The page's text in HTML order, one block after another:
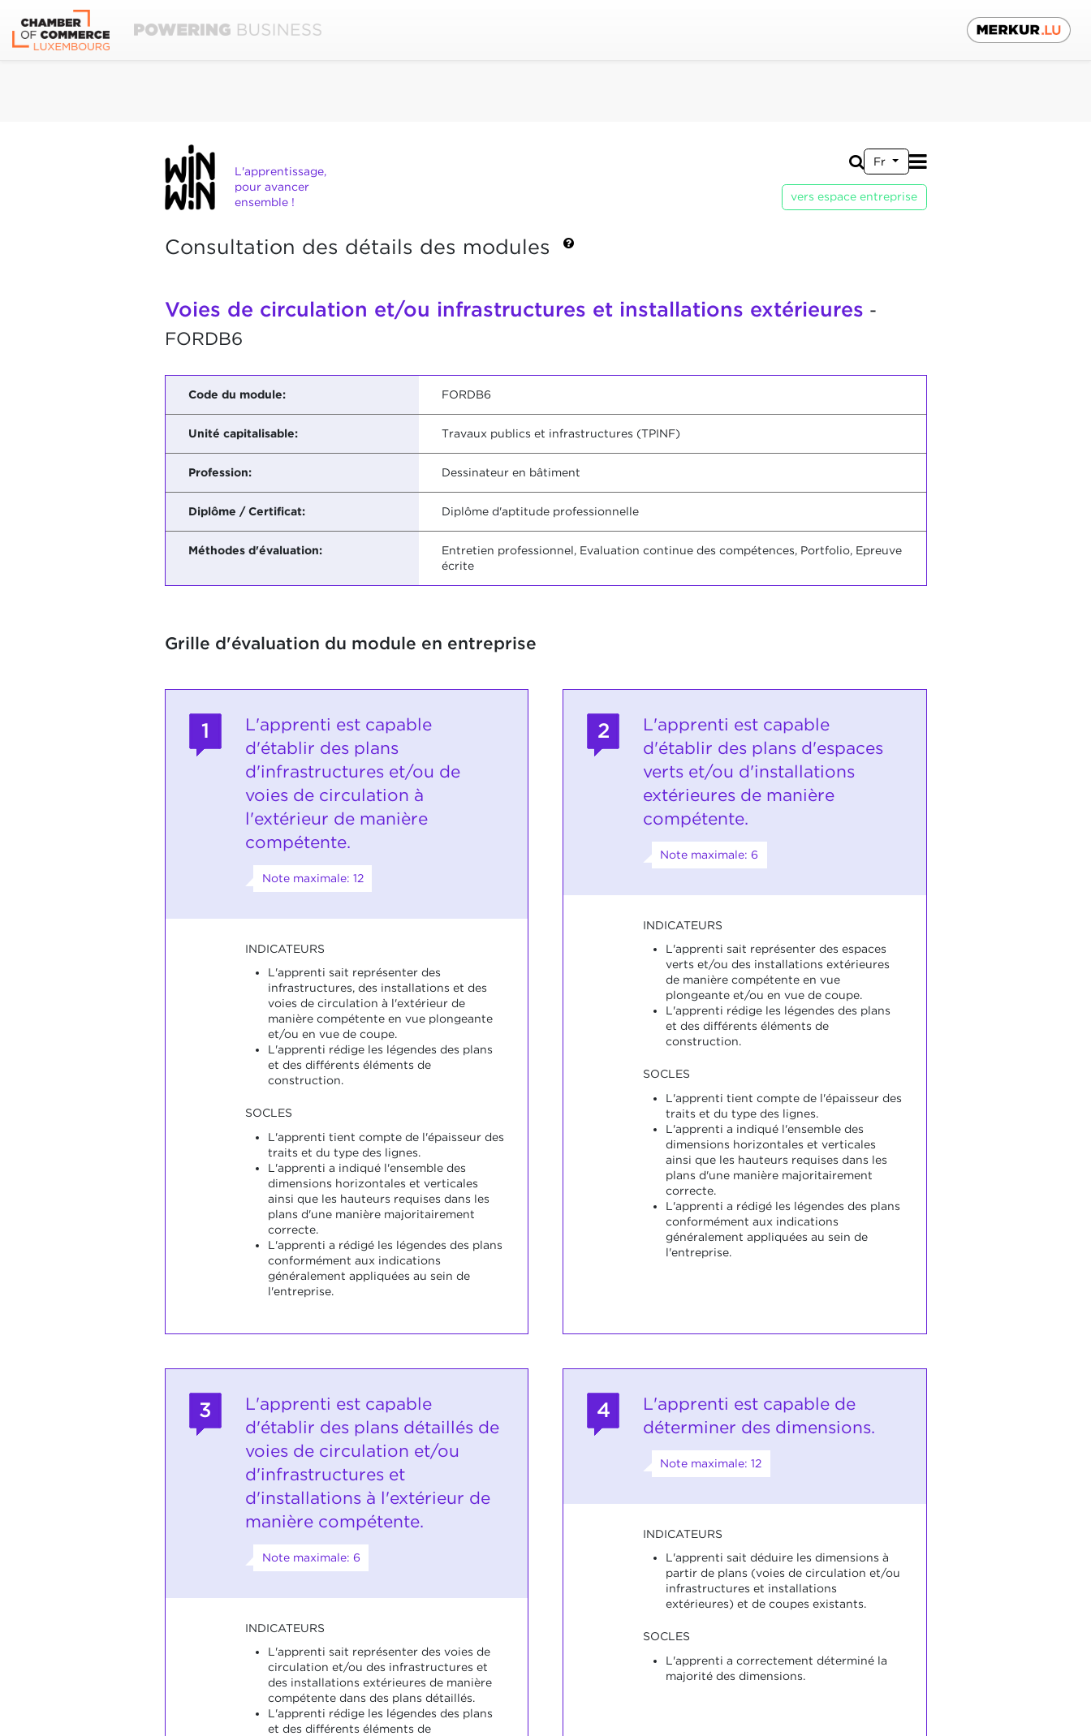
L'apprentissage,
pour avancer
ensemble !
Fr
vers espace entreprise
Consultation des détails des modules
Voies de circulation et/ou infrastructures et installations extérieures -
FORDB6
Code du module: FORDB6
Unité capitalisable: Travaux publics et infrastructures (TPINF)
Profession: Dessinateur en bâtiment
Diplôme / Certificat: Diplôme d'aptitude professionnelle
Méthodes d'évaluation:
Entretien professionnel, Evaluation continue des compétences, Portfolio, Epreuve
écrite
Grille d'évaluation du module en entreprise
1
L'apprenti est capable
d'établir des plans
d'infrastructures et/ou de
voies de circulation à
l'extérieur de manière
compétente.
Note maximale: 12
INDICATEURS
L'apprenti sait représenter des
infrastructures, des installations et des
voies de circulation à l'extérieur de
manière compétente en vue plongeante
et/ou en vue de coupe.
L'apprenti rédige les légendes des plans
et des différents éléments de
construction.
SOCLES
L'apprenti tient compte de l'épaisseur des
traits et du type des lignes.
L'apprenti a indiqué l'ensemble des
dimensions horizontales et verticales
ainsi que les hauteurs requises dans les
plans d'une manière majoritairement
correcte.
L'apprenti a rédigé les légendes des plans
conformément aux indications
généralement appliquées au sein de
l'entreprise.
2
L'apprenti est capable
d'établir des plans d'espaces
verts et/ou d'installations
extérieures de manière
compétente.
Note maximale: 6
INDICATEURS
L'apprenti sait représenter des espaces
verts et/ou des installations extérieures
de manière compétente en vue
plongeante et/ou en vue de coupe.
L'apprenti rédige les légendes des plans
et des différents éléments de
construction.
SOCLES
L'apprenti tient compte de l'épaisseur des
traits et du type des lignes.
L'apprenti a indiqué l'ensemble des
dimensions horizontales et verticales
ainsi que les hauteurs requises dans les
plans d'une manière majoritairement
correcte.
L'apprenti a rédigé les légendes des plans
conformément aux indications
généralement appliquées au sein de
l'entreprise.
3
L'apprenti est capable
d'établir des plans détaillés de
voies de circulation et/ou
d'infrastructures et
d'installations à l'extérieur de
manière compétente.
Note maximale: 6
INDICATEURS
L'apprenti sait représenter des voies de
circulation et/ou des infrastructures et
des installations extérieures de manière
compétente dans des plans détaillés.
L'apprenti rédige les légendes des plans
et des différents éléments de
4
L'apprenti est capable de
déterminer des dimensions.
Note maximale: 12
INDICATEURS
L'apprenti sait déduire les dimensions à
partir de plans (voies de circulation et/ou
infrastructures et installations
extérieures) et de coupes existants.
SOCLES
L'apprenti a correctement déterminé la
majorité des dimensions.